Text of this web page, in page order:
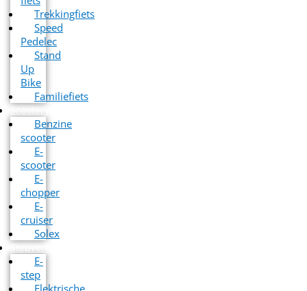
Trekkingfiets
Speed
Pedelec
Stand
Up
Bike
Familiefiets
Scooterverhuur
Benzine
scooter
E-
scooter
E-
chopper
E-
cruiser
Solex
Stepverhuur
E-
step
Elektrische